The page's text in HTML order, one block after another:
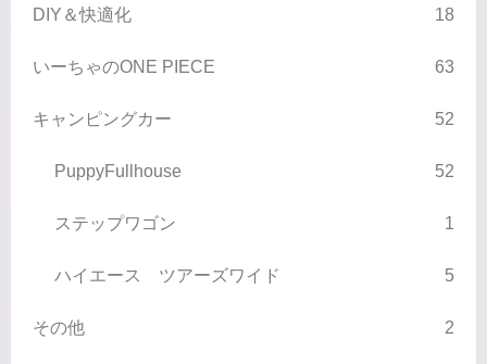
DIY＆快適化 18
いーちゃのONE PIECE 63
キャンピングカー 52
PuppyFullhouse 52
ステップワゴン 1
ハイエース ツアーズワイド 5
その他 2